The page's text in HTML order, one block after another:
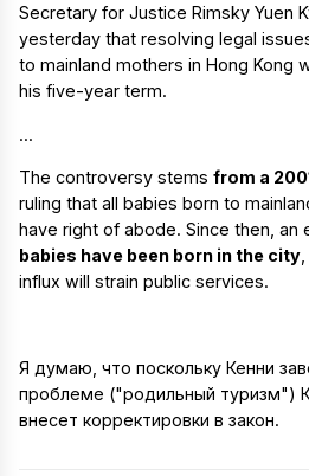
Secretary for Justice Rimsky Yuen
yesterday that resolving legal
to mainland mothers in Hong Kong
his five-year term.
...
The controversy stems from a
ruling that all babies born to
have right of abode. Since then, an
babies have been born in the city
influx will strain public services.
Я думаю, что поскольку Кенни
проблеме ("родильный туризм")
внесет корректировки в закон.